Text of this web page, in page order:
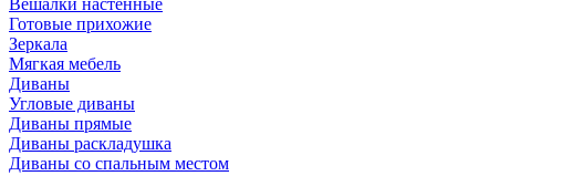
Вешалки настенные
Готовые прихожие
Зеркала
Мягкая мебель
Диваны
Угловые диваны
Диваны прямые
Диваны раскладушка
Диваны со спальным местом